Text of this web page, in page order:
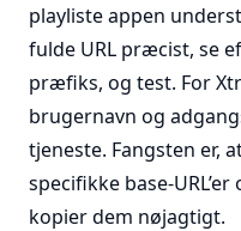
playliste appen
fulde URL præcist, se
præfiks, og test. For
brugernavn og
tjeneste. Fangsten er,
specifikke base-
kopier dem nøjagtigt.